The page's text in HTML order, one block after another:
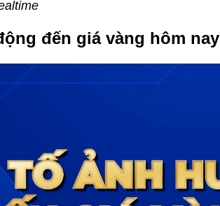
đến giá vàng hôm nay